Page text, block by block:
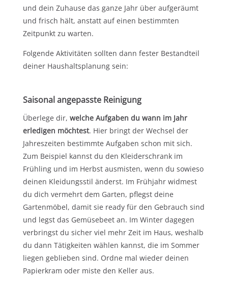
und dein Zuhause das ganze Jahr über aufgeräumt
und frisch hält, anstatt auf einen bestimmten
Zeitpunkt zu warten.
Folgende Aktivitäten sollten dann fester Bestandteil
deiner Haushaltsplanung sein:
Saisonal angepasste Reinigung
Überlege dir, welche Aufgaben du wann im Jahr
erledigen möchtest. Hier bringt der Wechsel der
Jahreszeiten bestimmte Aufgaben schon mit sich.
Zum Beispiel kannst du den Kleiderschrank im
Frühling und im Herbst ausmisten, wenn du sowieso
deinen Kleidungsstil änderst. Im Frühjahr widmest
du dich vermehrt dem Garten, pflegst deine
Gartenmöbel, damit sie ready für den Gebrauch sind
und legst das Gemüsebeet an. Im Winter dagegen
verbringst du sicher viel mehr Zeit im Haus, weshalb
du dann Tätigkeiten wählen kannst, die im Sommer
liegen geblieben sind. Ordne mal wieder deinen
Papierkram oder miste den Keller aus.